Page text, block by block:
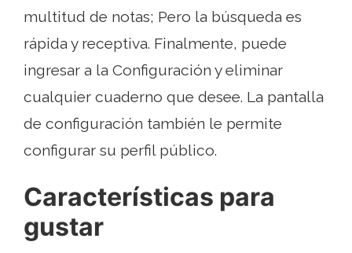
multitud de notas; Pero la búsqueda es
rápida y receptiva. Finalmente, puede
ingresar a la Configuración y eliminar
cualquier cuaderno que desee. La pantalla
de configuración también le permite
configurar su perfil público.
Características para
gustar